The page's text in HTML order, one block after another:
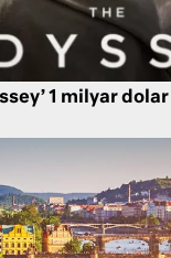
1 milyar dolar